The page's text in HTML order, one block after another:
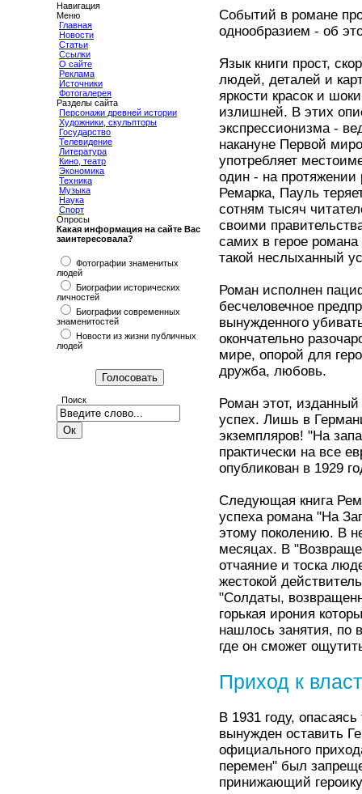
Навигация
Меню
Главная
Новости
Статьи
Ссылки
О сайте
Реклама
Источники
Фотогалерея
Разделы сайта
Персонажи древней истории
Художники, скульпторы
Государство
Телевидение
Литература
Кино, театр
Экономика
Техника
Музыка
Наука
Спорт
Опросы
Какая информация на сайте Вас
заинтересовала?
Фотографии знаменитых
людей
Биографии исторических
личностей
Биографии современных
знаменитостей
Новости из жизни публичных
людей
Поиск
Событий в романе
однообразием - об
Язык книги прост,
людей, деталей и
яркости красок и
излишней. В этих
экспрессионизма -
накануне Первой
употребляет
один - на протяжении
Ремарка, Пауль
сотням тысяч
своими
самих в герое
такой неслыханный
Роман исполнен
бесчеловечное
вынужденного
окончательно
мире, опорой для
дружба, любовь.
Роман этот,
успех. Лишь в
экземпляров! "На
практически на все
опубликован в 1929
Следующая книга
успеха романа "На
этому поколению. В
месяцах. В
отчаяние и тоска
жестокой
"Солдаты,
горькая ирония
нашлось занятия, по
где он сможет
Приход к
В 1931 году,
вынужден оставить
официального
перемен" был
принижающий